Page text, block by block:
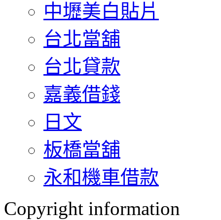
中壢美白貼片
台北當舖
台北貸款
嘉義借錢
日文
板橋當舖
永和機車借款
Copyright information